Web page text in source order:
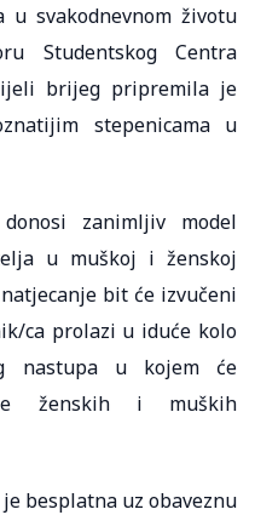
svakodnevnom životu
Studentskog Centra
brijeg pripremila je
stepenicama u
zanimljiv model
u muškoj i ženskoj
bit će izvučeni
ca prolazi u iduće kolo
nastupa u kojem će
ženskih i muških
besplatna uz obaveznu